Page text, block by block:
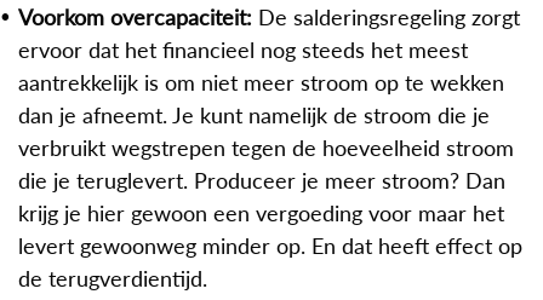
Voorkom overcapaciteit: De salderingsregeling zorgt
ervoor dat het financieel nog steeds het meest
aantrekkelijk is om niet meer stroom op te wekken
dan je afneemt. Je kunt namelijk de stroom die je
verbruikt wegstrepen tegen de hoeveelheid stroom
die je teruglevert. Produceer je meer stroom? Dan
krijg je hier gewoon een vergoeding voor maar het
levert gewoonweg minder op. En dat heeft effect op
de terugverdientijd.